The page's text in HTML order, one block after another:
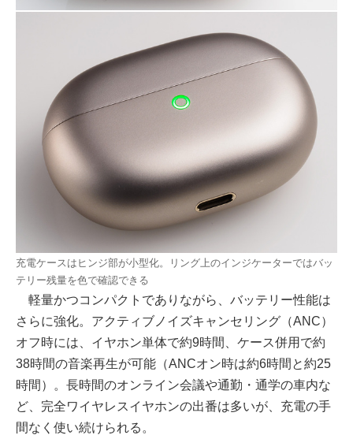
充電ケースはヒンジ部が小型化。リング上のインジケーターではバッ
テリー残量を色で確認できる
軽量かつコンパクトでありながら、バッテリー性能は
さらに強化。アクティブノイズキャンセリング（ANC）
オフ時には、イヤホン単体で約9時間、ケース併用で約
38時間の音楽再生が可能（ANCオン時は約6時間と約25
時間）。長時間のオンライン会議や通勤・通学の車内な
ど、完全ワイヤレスイヤホンの出番は多いが、充電の手
間なく使い続けられる。